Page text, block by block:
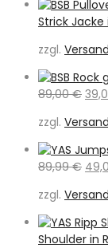
Strick Jacke
zzgl.
89,00€
war:
zzgl.
89,99€
war:
zzgl.
Shoulder in